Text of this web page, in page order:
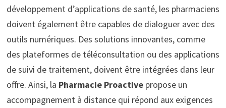
développement d’applications de santé, les pharmaciens
doivent également être capables de dialoguer avec des
outils numériques. Des solutions innovantes, comme
des plateformes de téléconsultation ou des applications
de suivi de traitement, doivent être intégrées dans leur
offre. Ainsi, la Pharmacie Proactivepropose un
accompagnement à distance qui répond aux exigences